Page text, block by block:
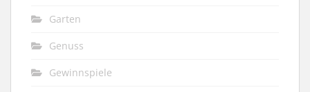
Garten
Genuss
Gewinnspiele